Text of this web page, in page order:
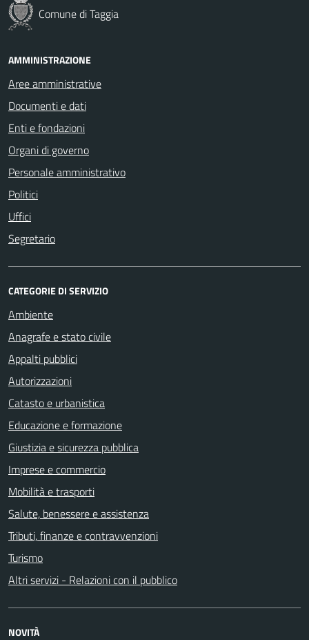
Comune di Taggia
AMMINISTRAZIONE
Aree amministrative
Documenti e dati
Enti e fondazioni
Organi di governo
Personale amministrativo
Politici
Uffici
Segretario
CATEGORIE DI SERVIZIO
Ambiente
Anagrafe e stato civile
Appalti pubblici
Autorizzazioni
Catasto e urbanistica
Educazione e formazione
Giustizia e sicurezza pubblica
Imprese e commercio
Mobilità e trasporti
Salute, benessere e assistenza
Tributi, finanze e contravvenzioni
Turismo
Altri servizi - Relazioni con il pubblico
NOVITÀ